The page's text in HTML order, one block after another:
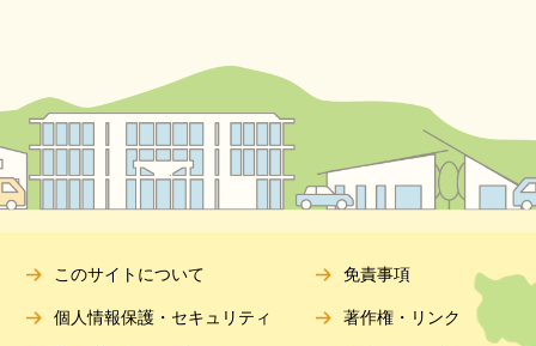
このサイトについて 免責事項
個人情報保護・セキュリティ 著作権・リンク